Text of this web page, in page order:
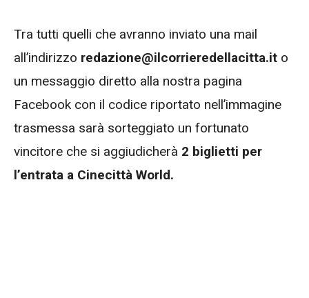
Tra tutti quelli che avranno inviato una mail
all’indirizzo redazione@ilcorrieredellacitta.it o
un messaggio diretto alla nostra pagina
Facebook con il codice riportato nell’immagine
trasmessa sarà sorteggiato un fortunato
vincitore che si aggiudicherà 2 biglietti per
l’entrata a Cinecittà World.